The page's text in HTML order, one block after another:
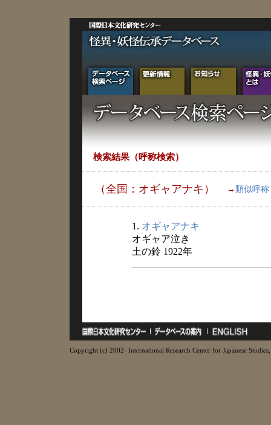
検索結果（呼称検索）
（全国：オギャアナキ） → 類似呼称
1. オギャアナキ
オギャア泣き
土の鈴 1922年
Copyright (c) 2002- International Research Center for Japanese